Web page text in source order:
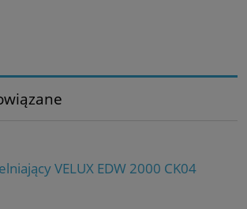
VELUX EDW 2000 CK04